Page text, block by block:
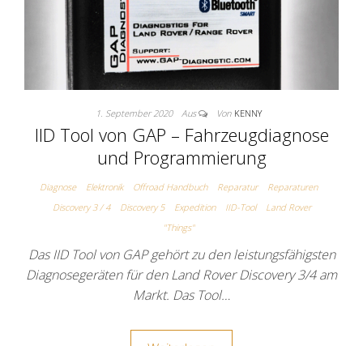
1. September 2020 Aus Von KENNY
IID Tool von GAP – Fahrzeugdiagnose
und Programmierung
Diagnose Elektronik Offroad Handbuch Reparatur
Reparaturen
Discovery 3 / 4
Discovery 5 Expedition IID-Tool
Land Rover
"Things"
Das IID Tool von GAP gehört zu den leistungsfähigsten
Diagnosegeräten für den Land Rover Discovery 3/4 am
Markt. Das Tool…